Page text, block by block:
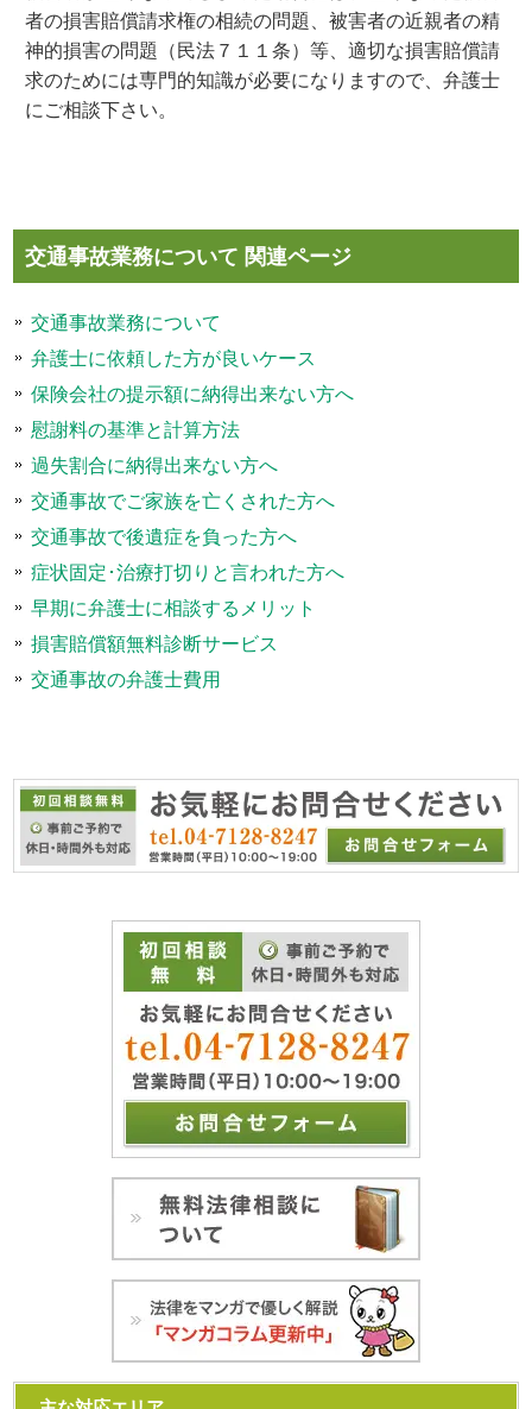
者の損害賠償請求権の相続の問題、被害者の近親者の精
神的損害の問題（民法７１１条）等、適切な損害賠償請
求のためには専門的知識が必要になりますので、弁護士
にご相談下さい。
交通事故業務について 関連ページ
交通事故業務について
弁護士に依頼した方が良いケース
保険会社の提示額に納得出来ない方へ
慰謝料の基準と計算方法
過失割合に納得出来ない方へ
交通事故でご家族を亡くされた方へ
交通事故で後遺症を負った方へ
症状固定･治療打切りと言われた方へ
早期に弁護士に相談するメリット
損害賠償額無料診断サービス
交通事故の弁護士費用